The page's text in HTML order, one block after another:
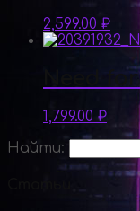
2,599.00 ₽
Need
1,799.00 ₽
Найти: